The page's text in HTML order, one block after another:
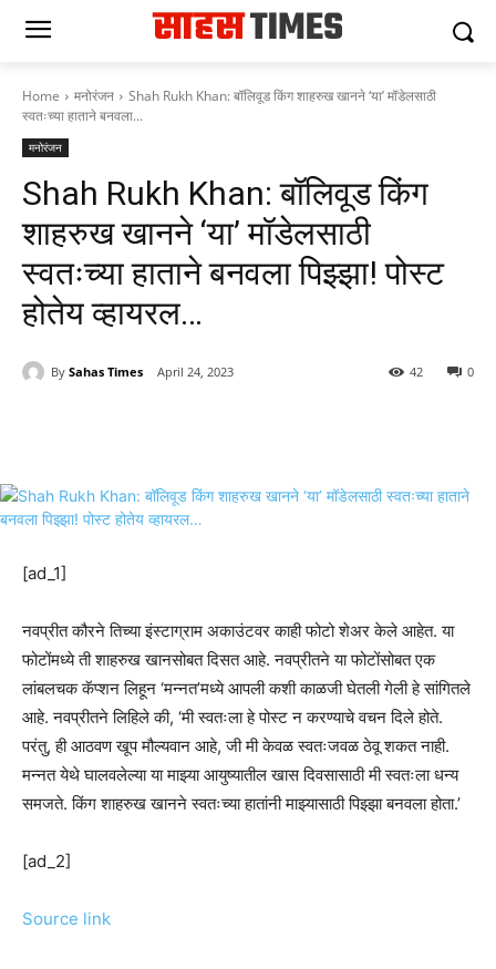
Home मनोरंजन
Shah Rukh Khan: बॉलिवूड किंग शाहरुख खानने ‘या’ मॉडेलसाठी
स्वतःच्या हाताने बनवला...
मनोरंजन
Shah Rukh Khan: बॉलिवूड किंग
शाहरुख खानने ‘या’ मॉडेलसाठी
स्वतःच्या हाताने बनवला पिझ्झा! पोस्ट
होतेय व्हायरल…
By Sahas Times April 24, 2023 0
42
[ad_1]
नवप्रीत कौरने तिच्या इंस्टाग्राम अकाउंटवर काही फोटो शेअर केले आहेत. या
फोटोंमध्ये ती शाहरुख खानसोबत दिसत आहे. नवप्रीतने या फोटोंसोबत एक
लांबलचक कॅप्शन लिहून ‘मन्नत’मध्ये आपली कशी काळजी घेतली गेली हे सांगितले
आहे. नवप्रीतने लिहिले की, ‘मी स्वतःला हे पोस्ट न करण्याचे वचन दिले होते.
परंतु, ही आठवण खूप मौल्यवान आहे, जी मी केवळ स्वतःजवळ ठेवू शकत नाही.
मन्नत येथे घालवलेल्या या माझ्या आयुष्यातील खास दिवसासाठी मी स्वतःला धन्य
समजते. किंग शाहरुख खानने स्वतःच्या हातांनी माझ्यासाठी पिझ्झा बनवला होता.’
[ad_2]
Source link